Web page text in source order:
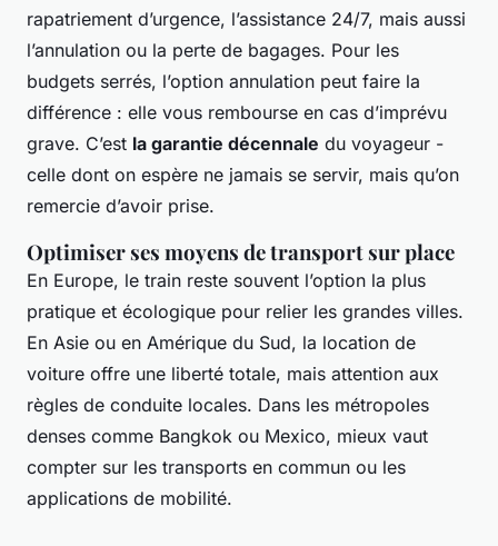
rapatriement d’urgence, l’assistance 24/7, mais aussi
l’annulation ou la perte de bagages. Pour les
budgets serrés, l’option annulation peut faire la
différence : elle vous rembourse en cas d’imprévu
grave. C’est la garantie décennale du voyageur -
celle dont on espère ne jamais se servir, mais qu’on
remercie d’avoir prise.
Optimiser ses moyens de transport sur place
En Europe, le train reste souvent l’option la plus
pratique et écologique pour relier les grandes villes.
En Asie ou en Amérique du Sud, la location de
voiture offre une liberté totale, mais attention aux
règles de conduite locales. Dans les métropoles
denses comme Bangkok ou Mexico, mieux vaut
compter sur les transports en commun ou les
applications de mobilité.